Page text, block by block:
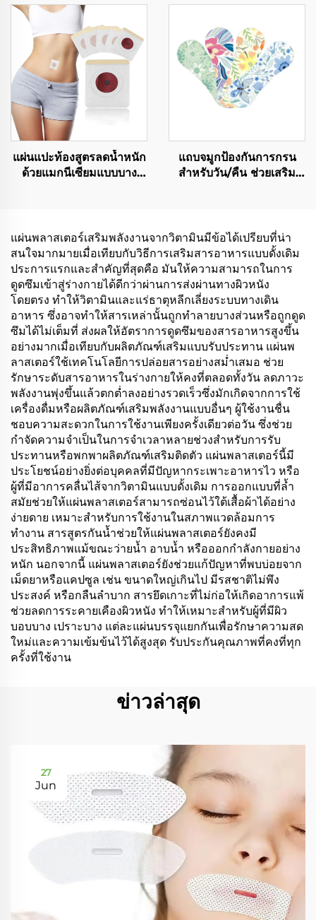
สำหรับบรรเทาการกรนและ
ช่วยการหายใจทางจมูก
ยุงให้อยู่ห่าง
แผ่นแปะท้องสูตรลดน้ำหนัก
ด้วยแมกนีเซียมแบบบาง
แถบจมูกป้องกันการกรน
สำหรับวัน/คืน ช่วยเสริม
น้ำมัน
แผ่นพลาสเตอร์เสริมพลังงานจากวิตามินมีข้อได้เปรียบที่น่า
สนใจมากมายเมื่อเทียบกับวิธีการเสริมสารอาหารแบบดั้งเดิม
ประการแรกและสำคัญที่สุดคือ มันให้ความสามารถในการ
ดูดซึมเข้าสู่ร่างกายได้ดีกว่าผ่านการส่งผ่านทางผิวหนัง
โดยตรง ทำให้วิตามินและแร่ธาตุหลีกเลี่ยงระบบทางเดิน
อาหาร ซึ่งอาจทำให้สารเหล่านั้นถูกทำลายบางส่วนหรือถูกดูด
ซึมได้ไม่เต็มที่ ส่งผลให้อัตราการดูดซึมของสารอาหารสูงขึ้น
อย่างมากเมื่อเทียบกับผลิตภัณฑ์เสริมแบบรับประทาน แผ่นพ
ลาสเตอร์ใช้เทคโนโลยีการปล่อยสารอย่างสม่ำเสมอ ช่วย
รักษาระดับสารอาหารในร่างกายให้คงที่ตลอดทั้งวัน ลดภาวะ
พลังงานพุ่งขึ้นแล้วตกต่ำลงอย่างรวดเร็วซึ่งมักเกิดจากการใช้
เครื่องดื่มหรือผลิตภัณฑ์เสริมพลังงานแบบอื่นๆ ผู้ใช้งานชื่น
ชอบความสะดวกในการใช้งานเพียงครั้งเดียวต่อวัน ซึ่งช่วย
กำจัดความจำเป็นในการจำเวลาหลายช่วงสำหรับการรับ
ประทานหรือพกพาผลิตภัณฑ์เสริมติดตัว แผ่นพลาสเตอร์นี้มี
ประโยชน์อย่างยิ่งต่อบุคคลที่มีปัญหากระเพาะอาหารไว หรือ
ผู้ที่มีอาการคลื่นไส้จากวิตามินแบบดั้งเดิม การออกแบบที่ล้ำ
สมัยช่วยให้แผ่นพลาสเตอร์สามารถซ่อนไว้ใต้เสื้อผ้าได้อย่าง
ง่ายดาย เหมาะสำหรับการใช้งานในสภาพแวดล้อมการ
ทำงาน สารสูตรกันน้ำช่วยให้แผ่นพลาสเตอร์ยังคงมี
ประสิทธิภาพแม้ขณะว่ายน้ำ อาบน้ำ หรือออกกำลังกายอย่าง
หนัก นอกจากนี้ แผ่นพลาสเตอร์ยังช่วยแก้ปัญหาที่พบบ่อยจาก
เม็ดยาหรือแคปซูล เช่น ขนาดใหญ่เกินไป มีรสชาติไม่พึง
ประสงค์ หรือกลืนลำบาก สารยึดเกาะที่ไม่ก่อให้เกิดอาการแพ้
ช่วยลดการระคายเคืองผิวหนัง ทำให้เหมาะสำหรับผู้ที่มีผิว
บอบบาง เปราะบาง แต่ละแผ่นบรรจุแยกกันเพื่อรักษาความสด
ใหม่และความเข้มข้นไว้ได้สูงสุด รับประกันคุณภาพที่คงที่ทุก
ครั้งที่ใช้งาน
ข่าวล่าสุด
27
Jun